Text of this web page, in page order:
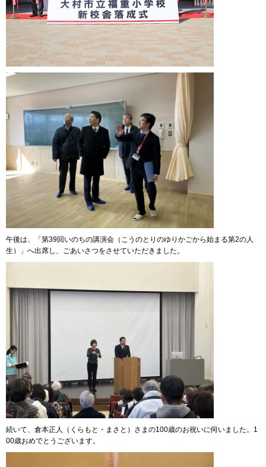
午後は、「第39回いのちの講演会（こうのとりのゆりかごから始まる第2の人
生）」へ出席し、ごあいさつをさせていただきました。
続いて、倉本正人（くらもと・まさと）さまの100歳のお祝いに伺いました。1
00歳おめでとうございます。